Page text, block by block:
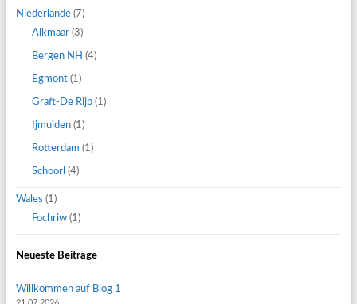
Niederlande(7)
Alkmaar(3)
Bergen NH (4)
Egmont(1)
Graft-De Rijp(1)
Ijmuiden(1)
Rotterdam (1)
Schoorl (4)
Wales (1)
Fochriw(1)
Neueste Beiträge
Willkommen auf Blog 1